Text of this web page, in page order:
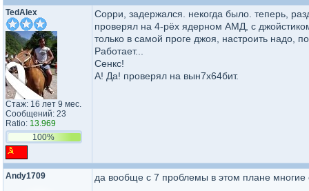
TedAlex
Стаж: 16 лет 9 мес.
Сообщений: 23
Ratio: 13.969
100%
Сорри, задержался. некогда было. теперь,
проверял на 4-рёх ядерном АМД, с
только в самой проге джоя, настроить надо,
Работает...
Сенкс!
А! Да! проверял на вын7х64бит.
Andy1709 да вообще с 7 проблемы в этом плане многие